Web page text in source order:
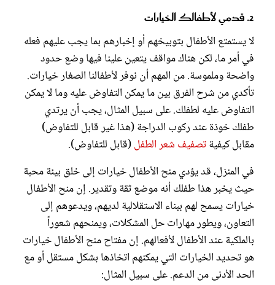
2. قدمي لأطفالك الخيارات
لا يستمتع الأطفال بتوبيخهم أو إخبارهم بما يجب عليهم فعله
في أمر ما، لكن هناك مواقف يتعين علينا فيها وضع حدود
واضحة وملموسة. من المهم أن نوفر لأطفالنا الصغار خيارات.
تأكدي من شرح الفرق بين ما يمكن التفاوض عليه وما لا يمكن
التفاوض عليه لطفلك. على سبيل المثال، يجب أن يرتدي
طفلك خوذة عند ركوب الدراجة (هذا غير قابل للتفاوض)
مقابل كيفيةتصفيف شعر الطفل(قابل للتفاوض).
في المنزل، قد يؤدي منح الأطفال خيارات إلى خلق بيئة محبة
حيث يخبر هذا طفلك أنه موضع ثقة وتقدير. إن منح الأطفال
خيارات يسمح لهم ببناء الاستقلالية لديهم، ويدعوهم إلى
التعاون، ويطور مهارات حل المشكلات، ويمنحهم شعوراً
بالملكية عند الأطفال لأفعالهم. إن مفتاح منح الأطفال خيارات
هو تحديد الخيارات التي يمكنهم اتخاذها بشكل مستقل أو مع
الحد الأدنى من الدعم. على سبيل المثال: